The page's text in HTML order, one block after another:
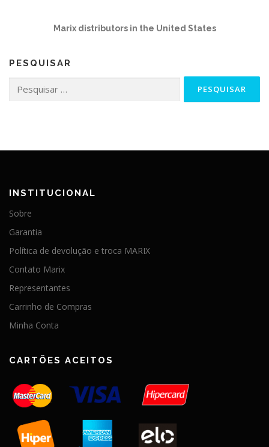
Marix distributors in the United States
PESQUISAR
por:
INSTITUCIONAL
Sobre
Garantia
Política de devolução e troca MARIX
Contato Marix
Representantes
Carrinho de Compras
Minha Conta
CARTÕES ACEITOS